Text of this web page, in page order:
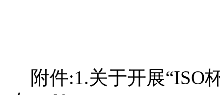
附件:1.关于开展“ISO